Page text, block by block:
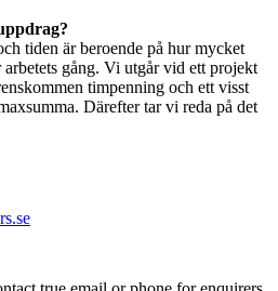
tiden är beroende på hur mycket
gång. Vi utgår vid ett projekt
timpenning och ett visst
Därefter tar vi reda på det